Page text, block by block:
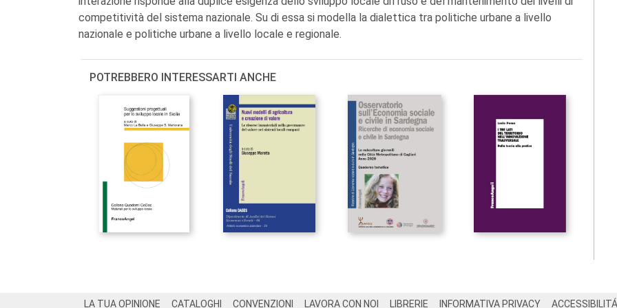
competitività del sistema nazionale. Su di essa si modella la dialettica tra politiche urbane a livello
nazionale e politiche urbane a livello locale e regionale.
POTREBBERO INTERESSARTI ANCHE
LA TUA OPINIONE CATALOGHI CONVENZIONI LAVORA CON NOI LIBRERIE INFORMATIVA PRIVACY ACCESSIBILITÁ